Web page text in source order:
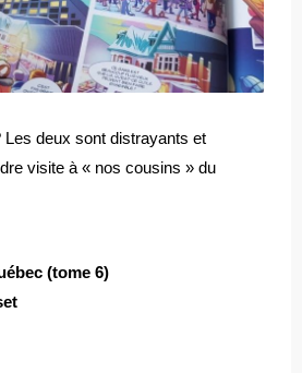
deux sont distrayants et
visite à « nos cousins » du
(tome 6)